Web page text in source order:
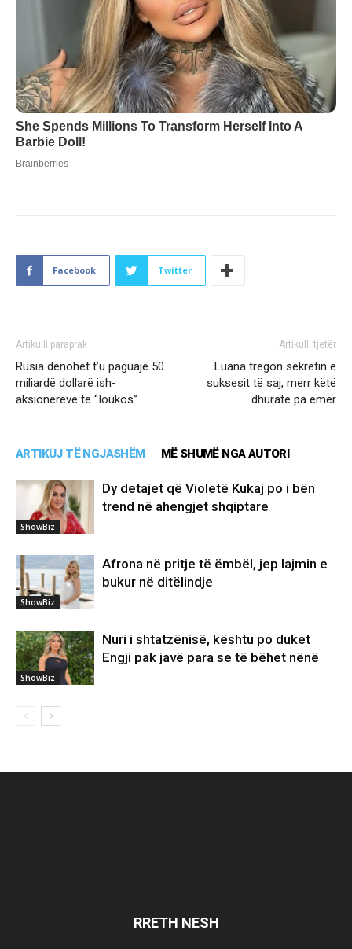
Facebook Twitter
Artikulli paraprak
Rusia dënohet t’u paguajë 50
miliardë dollarë ish-
aksionerëve të “Ioukos”
Artikulli tjetër
Luana tregon sekretin e
suksesit të saj, merr këtë
dhuratë pa emër
ARTIKUJ TË NGJASHËM MË SHUMË NGA AUTORI
ShowBiz
Dy detajet që Violetë Kukaj po i bën
trend në ahengjet shqiptare
ShowBiz
Afrona në pritje të ëmbël, jep lajmin e
bukur në ditëlindje
ShowBiz
Nuri i shtatzënisë, kështu po duket
Engji pak javë para se të bëhet nënë
RRETH NESH